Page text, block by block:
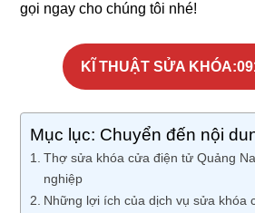
gọi ngay cho chúng tôi nhé!
KĨ THUẬT SỬA
Mục lục: Chuyển đến nội
Thợ sửa khóa cửa điện tử Quảng
nghiệp
Những lợi ích của dịch vụ sửa khóa